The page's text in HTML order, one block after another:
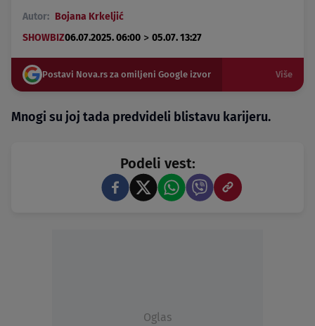
Autor: Bojana Krkeljić
SHOWBIZ06.07.2025. 06:00 > 05.07. 13:27
Postavi Nova.rs za omiljeni Google izvor Više
Mnogi su joj tada predvideli blistavu karijeru.
Podeli vest:
Oglas